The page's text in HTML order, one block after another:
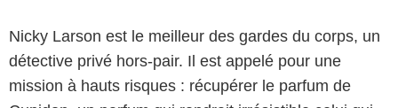
Nicky Larson est le meilleur des gardes du corps, un
détective privé hors-pair. Il est appelé pour une
mission à hauts risques : récupérer le parfum de